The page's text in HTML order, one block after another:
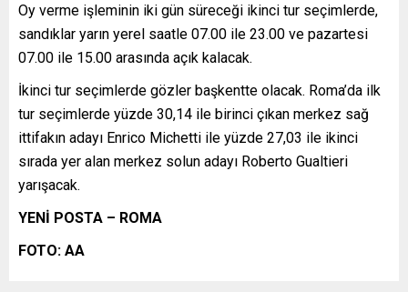
Oy verme işleminin iki gün süreceği ikinci tur seçimlerde,
sandıklar yarın yerel saatle 07.00 ile 23.00 ve pazartesi
07.00 ile 15.00 arasında açık kalacak.
İkinci tur seçimlerde gözler başkentte olacak. Roma’da ilk
tur seçimlerde yüzde 30,14 ile birinci çıkan merkez sağ
ittifakın adayı Enrico Michetti ile yüzde 27,03 ile ikinci
sırada yer alan merkez solun adayı Roberto Gualtieri
yarışacak.
YENİ POSTA – ROMA
FOTO: AA